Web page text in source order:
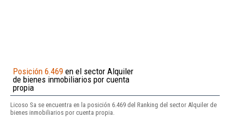
Posición 6.469 en el sector Alquiler
de bienes inmobiliarios por cuenta
propia
Licoso Sa se encuentra en la posición 6.469 del Ranking del sector Alquiler de
bienes inmobiliarios por cuenta propia.